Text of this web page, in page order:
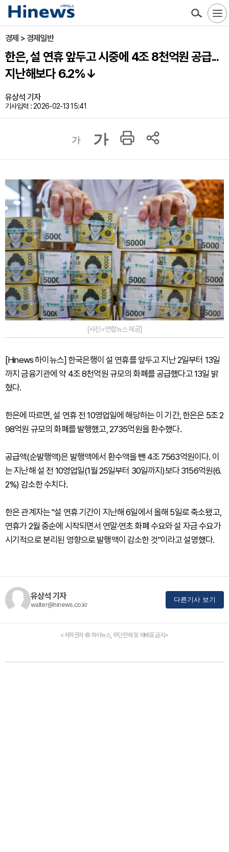
경제 > 경제일반
한은, 설 연휴 앞두고 시중에 4조 8천억원 공급...
지난해보다 6.2%↓
유상석 기자
기사입력 : 2026-02-13 15:41
가 가
[사진=연합뉴스 제공]
[Hinews 하이뉴스] 한국은행이 설 연휴를 앞두고 지난 2일부터 13일
까지 금융기관에 약 4조 8천억원 규모의 화폐를 공급했다고 13일 밝
혔다.
한은에 따르면, 설 연휴 전 10영업일에 해당하는 이 기간, 한은은 5조 2
98억원 규모의 화폐를 발행했고, 2735억원을 환수했다.
공급액(순발행액)은 발행액에서 환수액을 뺀 4조 7563억원이다. 이
는 지난해 설 전 10영업일(1월 25일부터 30일까지)보다 3156억원(6.
2%) 감소한 수치다.
한은 관계자는 "설 연휴 기간이 지난해 6일에서 올해 5일로 축소됐고,
연휴가 2월 중순에 시작되면서 연말·연초 화폐 수요와 설 자금 수요가
시기적으로 분리된 영향으로 발행액이 감소한 것"이라고 설명했다.
유상석 기자
walter@hinews.co.kr
다른기사 보기
<저작권자 © 하이뉴스, 무단전재 및 재배포 금지>